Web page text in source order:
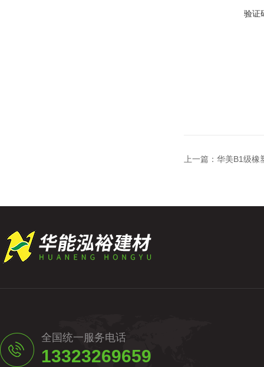
验证
上一篇： 华美B1级橡
全国统一服务电话
13323269659